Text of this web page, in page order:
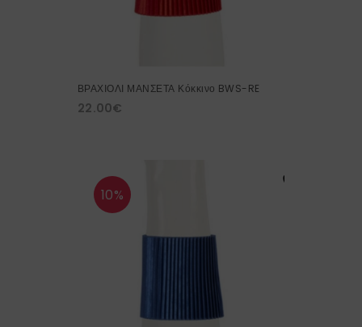
ΒΡΑΧΙΟΛΙ ΜΑΝΣΕΤΑ Κόκκινο BWS-RE
22.00€
10%